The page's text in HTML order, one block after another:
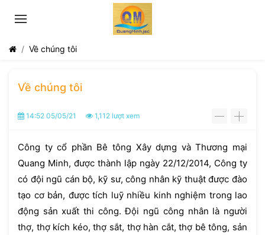
Về chúng tôi
Về chúng tôi
14:52 05/05/21 1,112 lượt xem - +
Công ty cổ phần Bê tông Xây dựng và Thương mại
Quang Minh, được thành lập ngày 22/12/2014, Công ty
có đội ngũ cán bộ, kỹ sư, công nhân kỹ thuật được đào
tạo cơ bản, được tích luỹ nhiều kinh nghiệm trong lao
động sản xuất thi công. Đội ngũ công nhân là người
thợ, thợ kích kéo, thợ sắt, thợ hàn cắt, thợ bê tông, sản